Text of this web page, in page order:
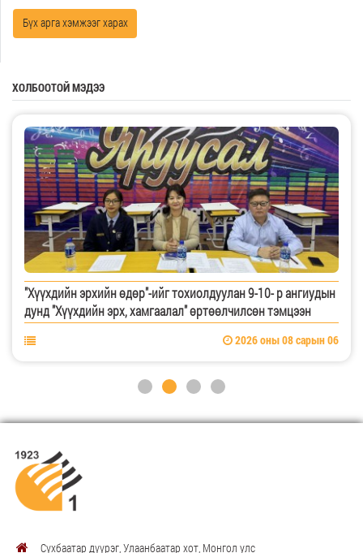
Бүх арга хэмжээг харах
ХОЛБООТОЙ МЭДЭЭ
"Хүүхдийн эрхийн өдөр"-ийг тохиолдуулан 9-10- р ангиудын
дунд "Хүүхдийн эрх, хамгаалал" өртөөлчилсөн тэмцээн
2026 оны 08 сарын 06
Сүхбаатар дүүрэг, Улаанбаатар хот, Монгол улс